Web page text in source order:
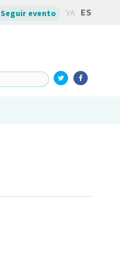
Seguir evento VA ES